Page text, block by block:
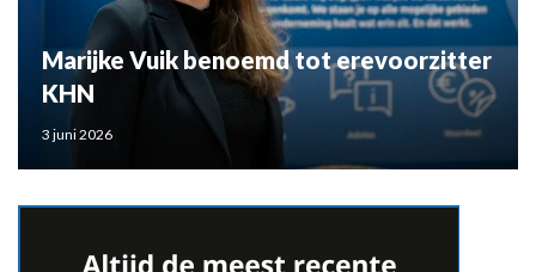
Marijke Vuik benoemd tot erevoorzitter
KHN
3 juni 2026